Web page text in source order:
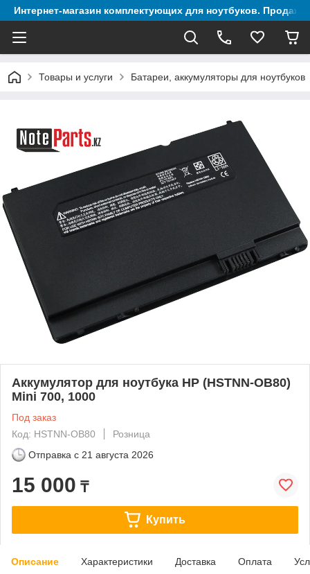
Интернет-магазин комплектующих для ноутбуков. Продажа
Товары и услуги Батареи, аккумуляторы для ноутбуков
Аккумулятор для ноутбука HP (HSTNN-OB80)
Mini 700, 1000
Под заказ
Код: HSTNN-OB80
Розница
Отправка с 21 августа 2026
15 000 ₸
Купить
Описание Характеристики Доставка Оплата